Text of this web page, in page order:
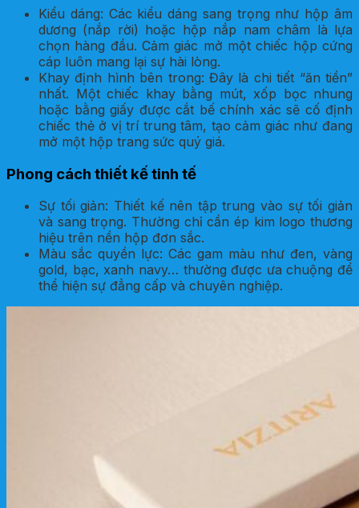
Kiểu dáng: Các kiểu dáng sang trọng như hộp âm
dương (nắp rời) hoặc hộp nắp nam châm là lựa
chọn hàng đầu. Cảm giác mở một chiếc hộp cứng
cáp luôn mang lại sự hài lòng.
Khay định hình bên trong: Đây là chi tiết “ăn tiền”
nhất. Một chiếc khay bằng mút, xốp bọc nhung
hoặc bằng giấy được cắt bế chính xác sẽ cố định
chiếc thẻ ở vị trí trung tâm, tạo cảm giác như đang
mở một hộp trang sức quý giá.
Phong cách thiết kế tinh tế
Sự tối giản: Thiết kế nên tập trung vào sự tối giản
và sang trọng. Thường chỉ cần ép kim logo thương
hiệu trên nền hộp đơn sắc.
Màu sắc quyền lực: Các gam màu như đen, vàng
gold, bạc, xanh navy… thường được ưa chuộng để
thể hiện sự đẳng cấp và chuyên nghiệp.